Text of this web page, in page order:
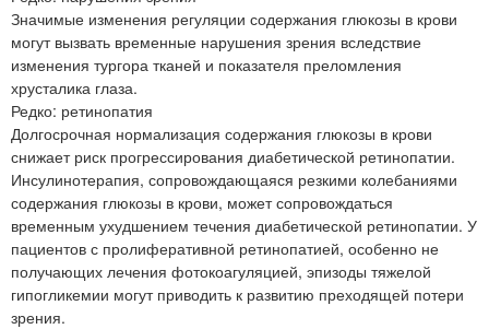
Значимые изменения регуляции содержания глюкозы в крови
могут вызвать временные нарушения зрения вследствие
изменения тургора тканей и показателя преломления
хрусталика глаза.
Редко: ретинопатия
Долгосрочная нормализация содержания глюкозы в крови
снижает риск прогрессирования диабетической ретинопатии.
Инсулинотерапия, сопровождающаяся резкими колебаниями
содержания глюкозы в крови, может сопровождаться
временным ухудшением течения диабетической ретинопатии. У
пациентов с пролиферативной ретинопатией, особенно не
получающих лечения фотокоагуляцией, эпизоды тяжелой
гипогликемии могут приводить к развитию преходящей потери
зрения.